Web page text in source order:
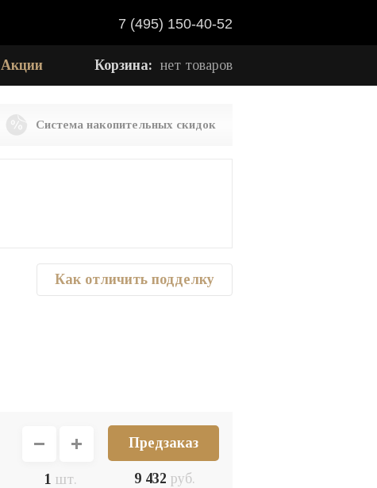
7 (495) 150-40-52
Акции Корзина: нет товаров
Система накопительных скидок
Как отличить подделку
1 шт.
Предзаказ
9 432 руб.